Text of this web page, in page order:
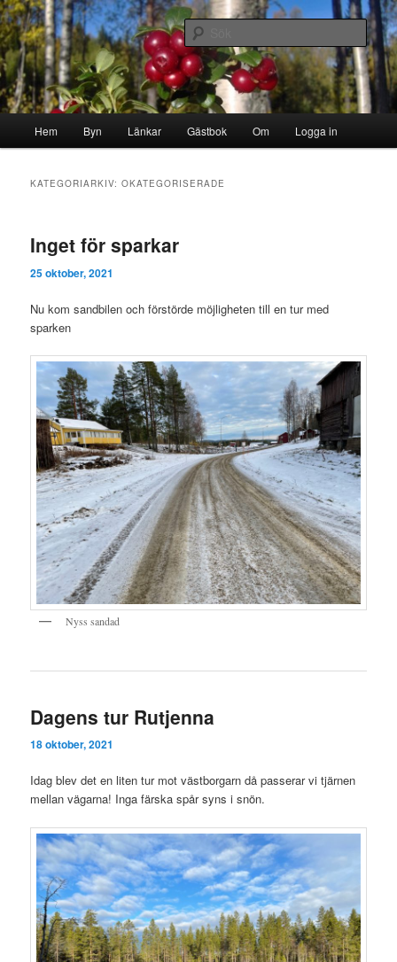
Hoppa
till
primärt
innehåll
Hoppa
till
sekundärt
innehållStorborgarn
Byn i skogen
Sök
Hem Byn Länkar Gästbok Om Logga in
KATEGORIARKIV:OKATEGORISERADE
Inget för sparkar
25 oktober, 2021
Nu kom sandbilen och förstörde möjligheten till en tur med
sparken
Nyss sandad
Dagens tur Rutjenna
18 oktober, 2021
Idag blev det en liten tur mot västborgarn då passerar vi tjärnen
mellan vägarna! Inga färska spår syns i snön.